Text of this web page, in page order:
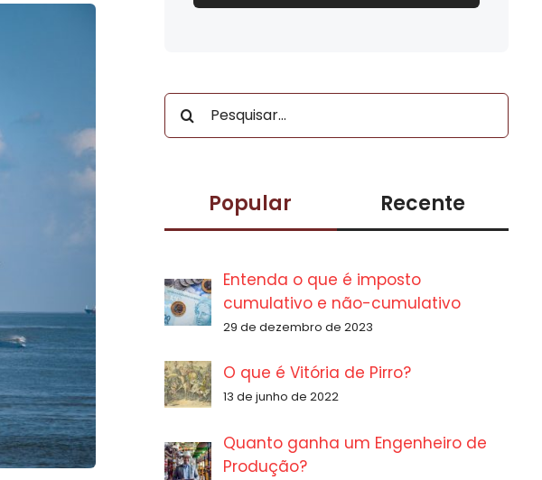
Buscar
resultados
Popular Recente
Entenda o que é imposto
cumulativo e não-cumulativo
29 de dezembro de 2023
O que é Vitória de Pirro?
13 de junho de 2022
Quanto ganha um Engenheiro de
Produção?